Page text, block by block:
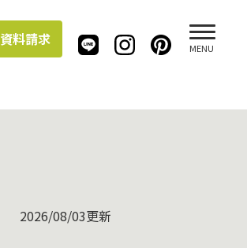
資料請求
MENU
2026/08/03更新